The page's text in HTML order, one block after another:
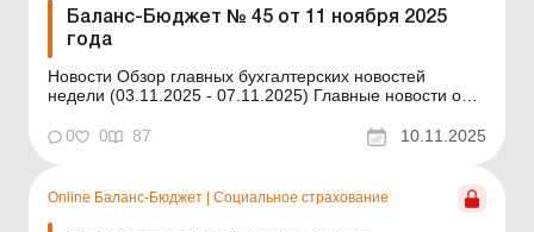
Баланс-Бюджет № 45 от 11 ноября 2025
года
Новости Обзор главных бухгалтерских новостей
недели (03.11.2025 - 07.11.2025) Главные новости о
обновляется ежедневно Содержание номера
Социальн...
0 0 87 10.11.2025
Online Баланс-Бюджет Социальное страхование